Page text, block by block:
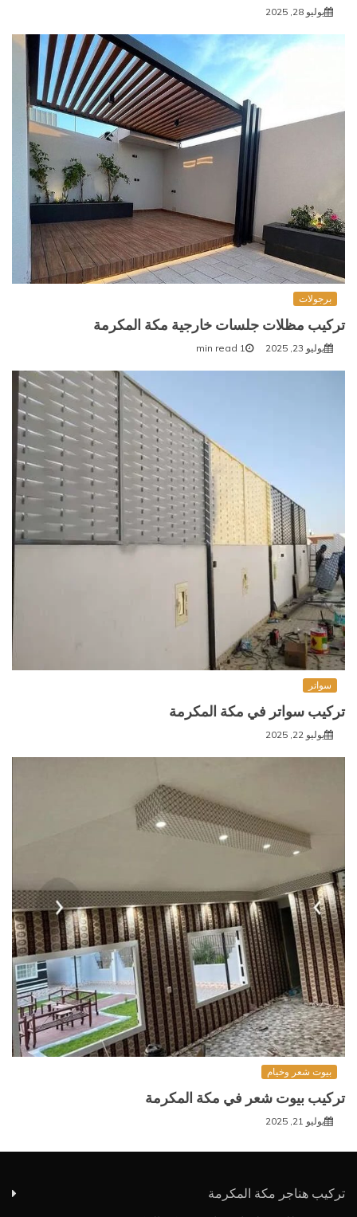
يوليو 28, 2025
برجولات
تركيب مظلات جلسات خارجية مكة المكرمة
يوليو 23, 2025 1 min read
سواتر
تركيب سواتر في مكة المكرمة
يوليو 22, 2025
بيوت شعر وخيام
تركيب بيوت شعر في مكة المكرمة
يوليو 21, 2025
تركيب هناجر مكة المكرمة